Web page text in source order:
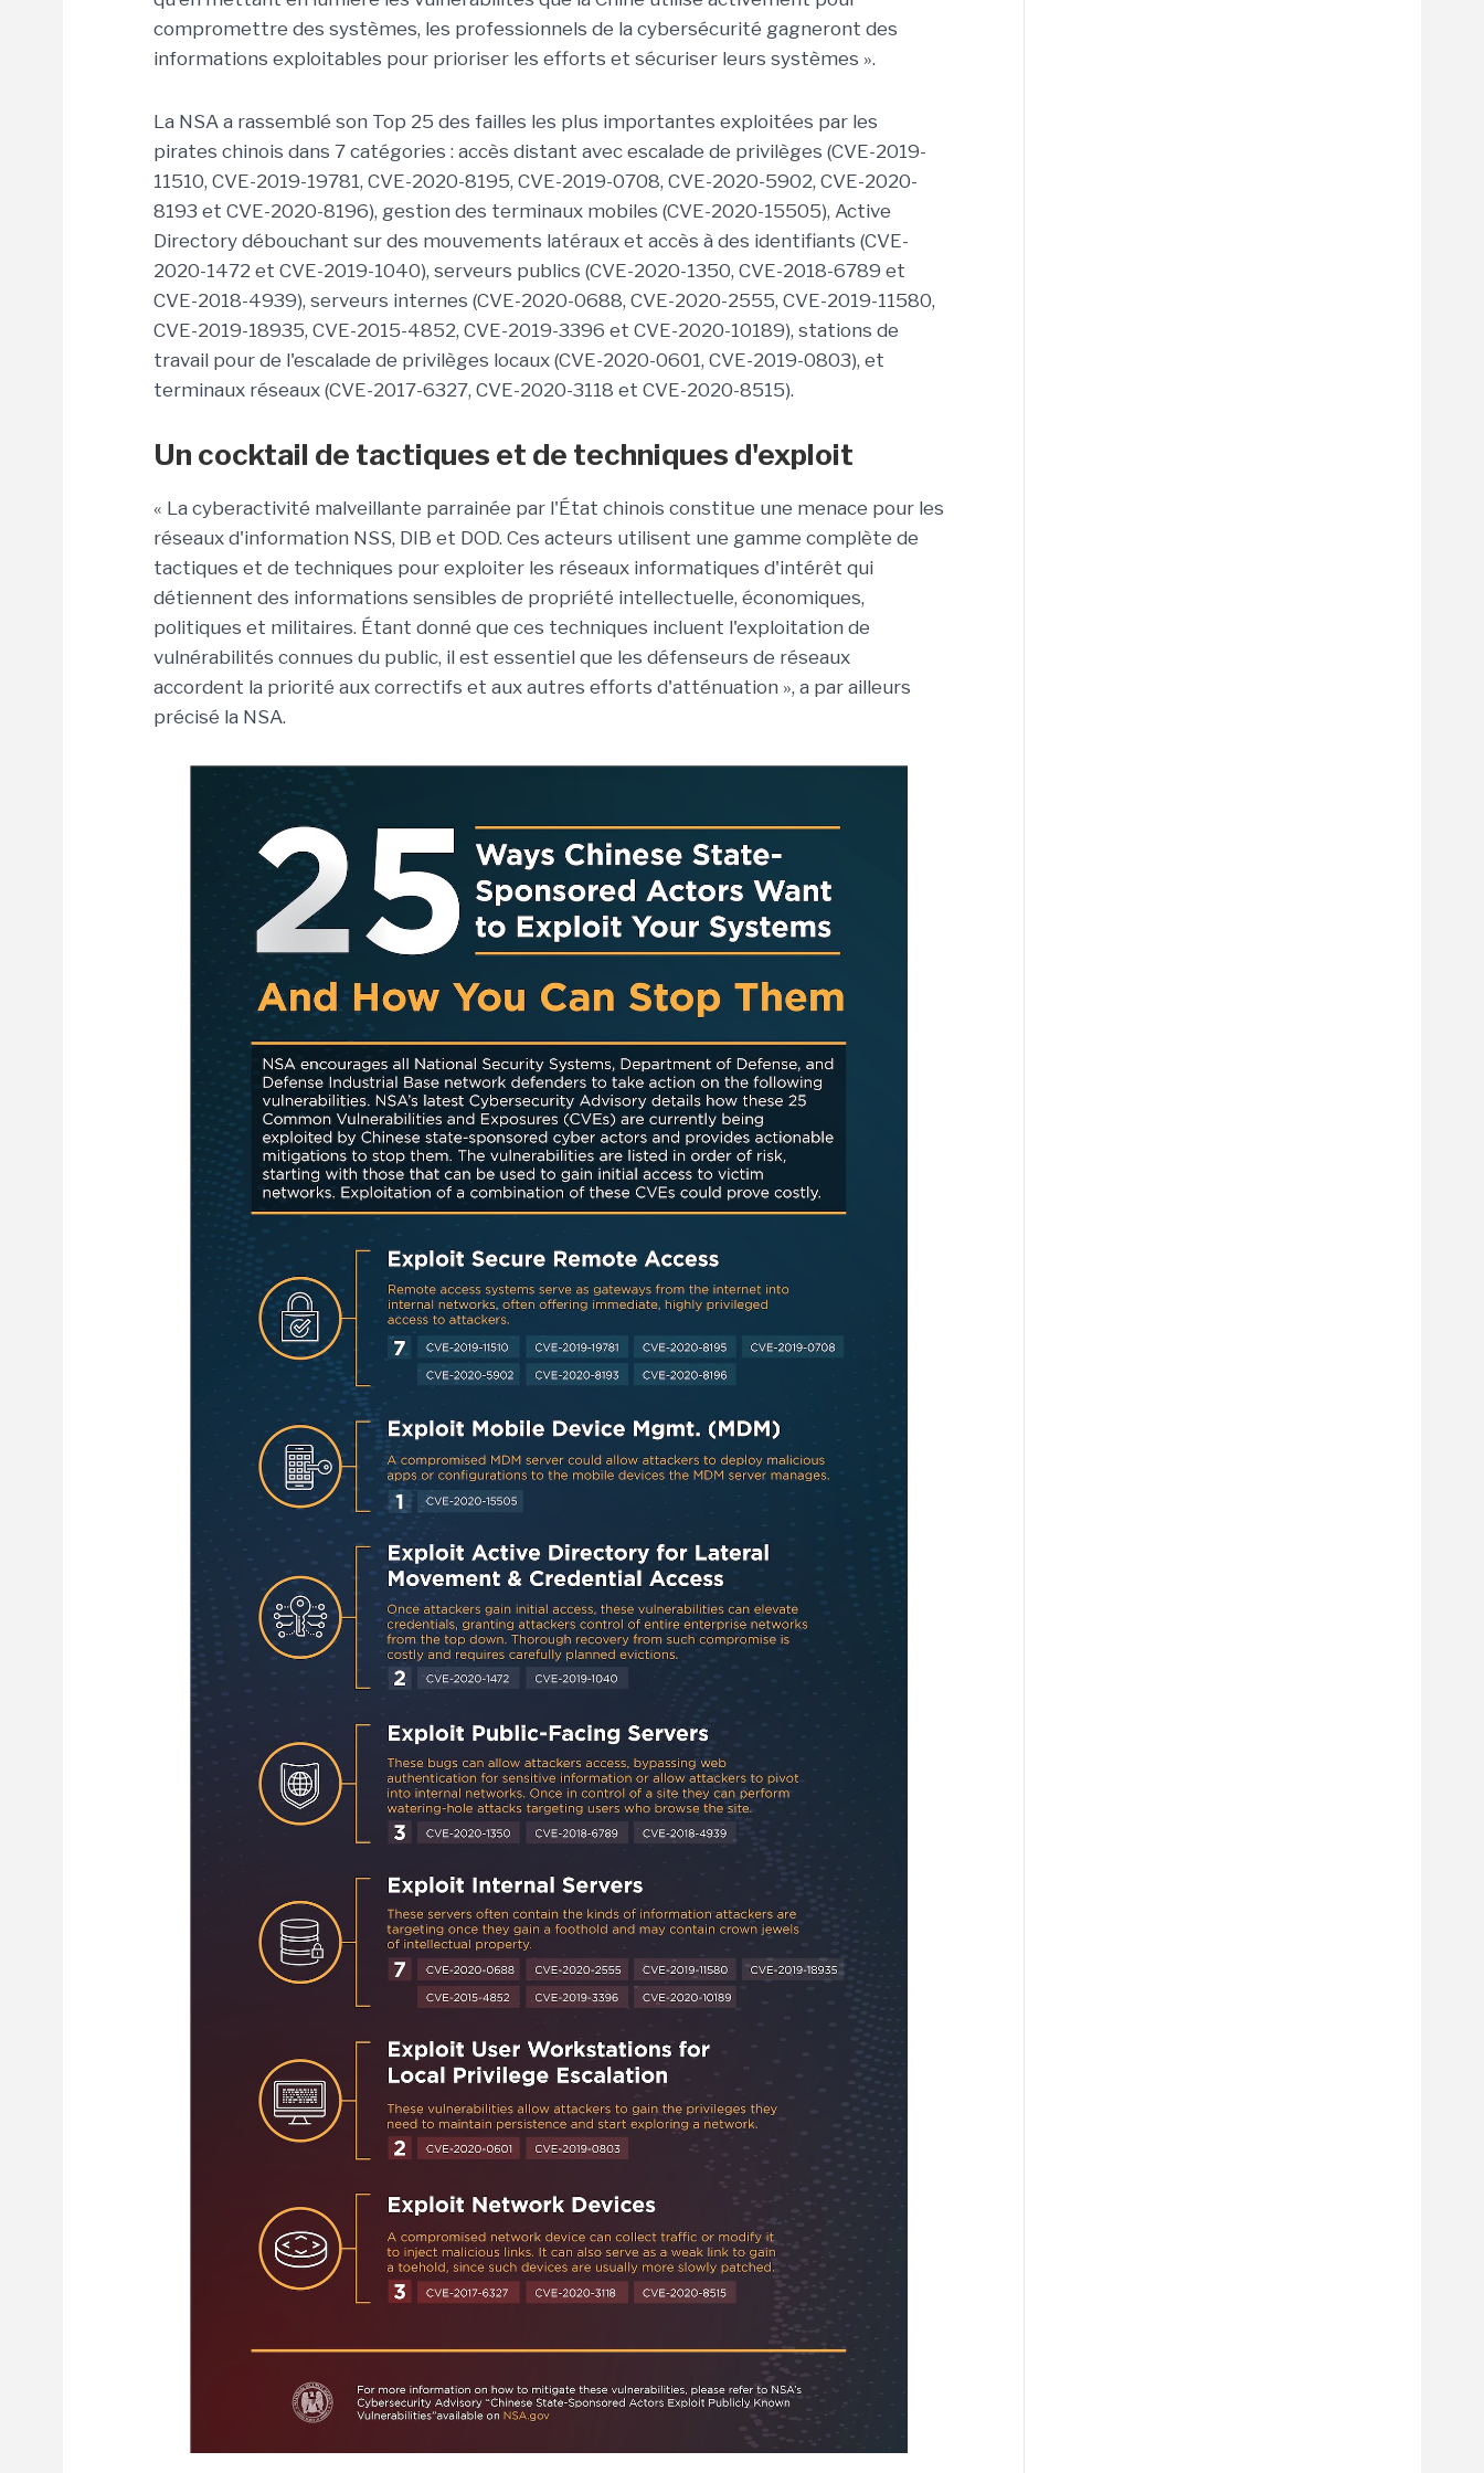
compromettre des systèmes, les professionnels de la cybersécurité gagneront des
informations exploitables pour prioriser les efforts et sécuriser leurs systèmes ».
La NSA a rassemblé son Top 25 des failles les plus importantes exploitées par les
pirates chinois dans 7 catégories : accès distant avec escalade de privilèges (CVE-2019-
11510, CVE-2019-19781, CVE-2020-8195, CVE-2019-0708, CVE-2020-5902, CVE-2020-
8193 et CVE-2020-8196), gestion des terminaux mobiles (CVE-2020-15505), Active
Directory débouchant sur des mouvements latéraux et accès à des identifiants (CVE-
2020-1472 et CVE-2019-1040), serveurs publics (CVE-2020-1350, CVE-2018-6789 et
CVE-2018-4939), serveurs internes (CVE-2020-0688, CVE-2020-2555, CVE-2019-11580,
CVE-2019-18935, CVE-2015-4852, CVE-2019-3396 et CVE-2020-10189), stations de
travail pour de l'escalade de privilèges locaux (CVE-2020-0601, CVE-2019-0803), et
terminaux réseaux (CVE-2017-6327, CVE-2020-3118 et CVE-2020-8515).
Un cocktail de tactiques et de techniques d'exploit
« La cyberactivité malveillante parrainée par l'État chinois constitue une menace pour les
réseaux d'information NSS, DIB et DOD. Ces acteurs utilisent une gamme complète de
tactiques et de techniques pour exploiter les réseaux informatiques d'intérêt qui
détiennent des informations sensibles de propriété intellectuelle, économiques,
politiques et militaires. Étant donné que ces techniques incluent l'exploitation de
vulnérabilités connues du public, il est essentiel que les défenseurs de réseaux
accordent la priorité aux correctifs et aux autres efforts d'atténuation », a par ailleurs
précisé la NSA.